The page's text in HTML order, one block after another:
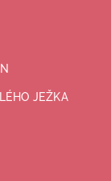
JEŽKA